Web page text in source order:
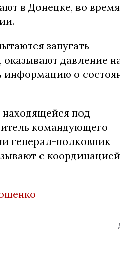
в Донецке, во время
запугать
давление
информацию о
под
командующего
генерал-полковник
с координацией